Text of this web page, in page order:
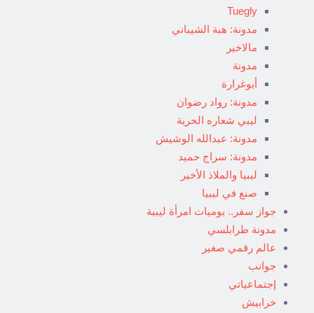
Tuegly
مدونة: هبة الشيباني
مالاخير
مدونة
أبوغرارة
مدونة: رواد رضوان
ليبي شعاره الحرية
مدونة: عبدالله الوشيش
مدونة: سراج حميد
ليبيا والملاذ الأخير
صنع في ليبيا
جواز سفر.. يوميات امرأة ليبية
مدونة طرابلسي
عالم رقمي صغير
جوانب
إجتماعياتي
خرابيش